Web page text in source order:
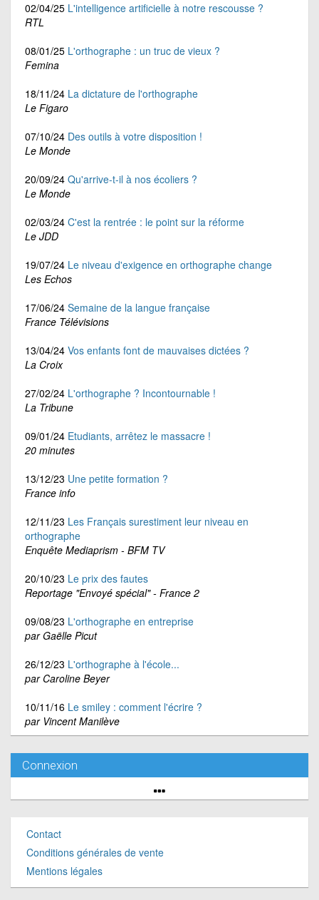
02/04/25 L'intelligence artificielle à notre rescousse ?
RTL
08/01/25 L'orthographe : un truc de vieux ?
Femina
18/11/24 La dictature de l'orthographe
Le Figaro
07/10/24 Des outils à votre disposition !
Le Monde
20/09/24 Qu'arrive-t-il à nos écoliers ?
Le Monde
02/03/24 C'est la rentrée : le point sur la réforme
Le JDD
19/07/24 Le niveau d'exigence en orthographe change
Les Echos
17/06/24 Semaine de la langue française
France Télévisions
13/04/24 Vos enfants font de mauvaises dictées ?
La Croix
27/02/24 L'orthographe ? Incontournable !
La Tribune
09/01/24 Etudiants, arrêtez le massacre !
20 minutes
13/12/23 Une petite formation ?
France info
12/11/23 Les Français surestiment leur niveau en
orthographe
Enquête Mediaprism - BFM TV
20/10/23 Le prix des fautes
Reportage "Envoyé spécial" - France 2
09/08/23 L'orthographe en entreprise
par Gaëlle Picut
26/12/23 L'orthographe à l'école...
par Caroline Beyer
10/11/16 Le smiley : comment l'écrire ?
par Vincent Manilève
Connexion
Contact
Conditions générales de vente
Mentions légales